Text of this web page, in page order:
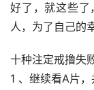
好了，就这些了
人，为了自己的
十种注定戒撸失
1 、继续看A片